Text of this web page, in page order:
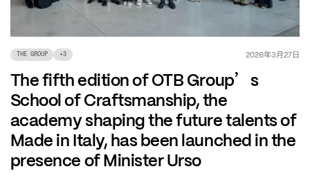
THE GROUP +3 2026年3月27日
The fifth edition of OTB Group’ s
School of Craftsmanship, the
academy shaping the future talents of
Made in Italy, has been launched in the
presence of Minister Urso